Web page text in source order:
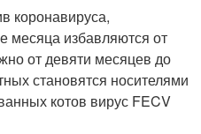
коронавируса,
месяца избавляются от
от девяти месяцев до
становятся носителями
котов вирус FECV